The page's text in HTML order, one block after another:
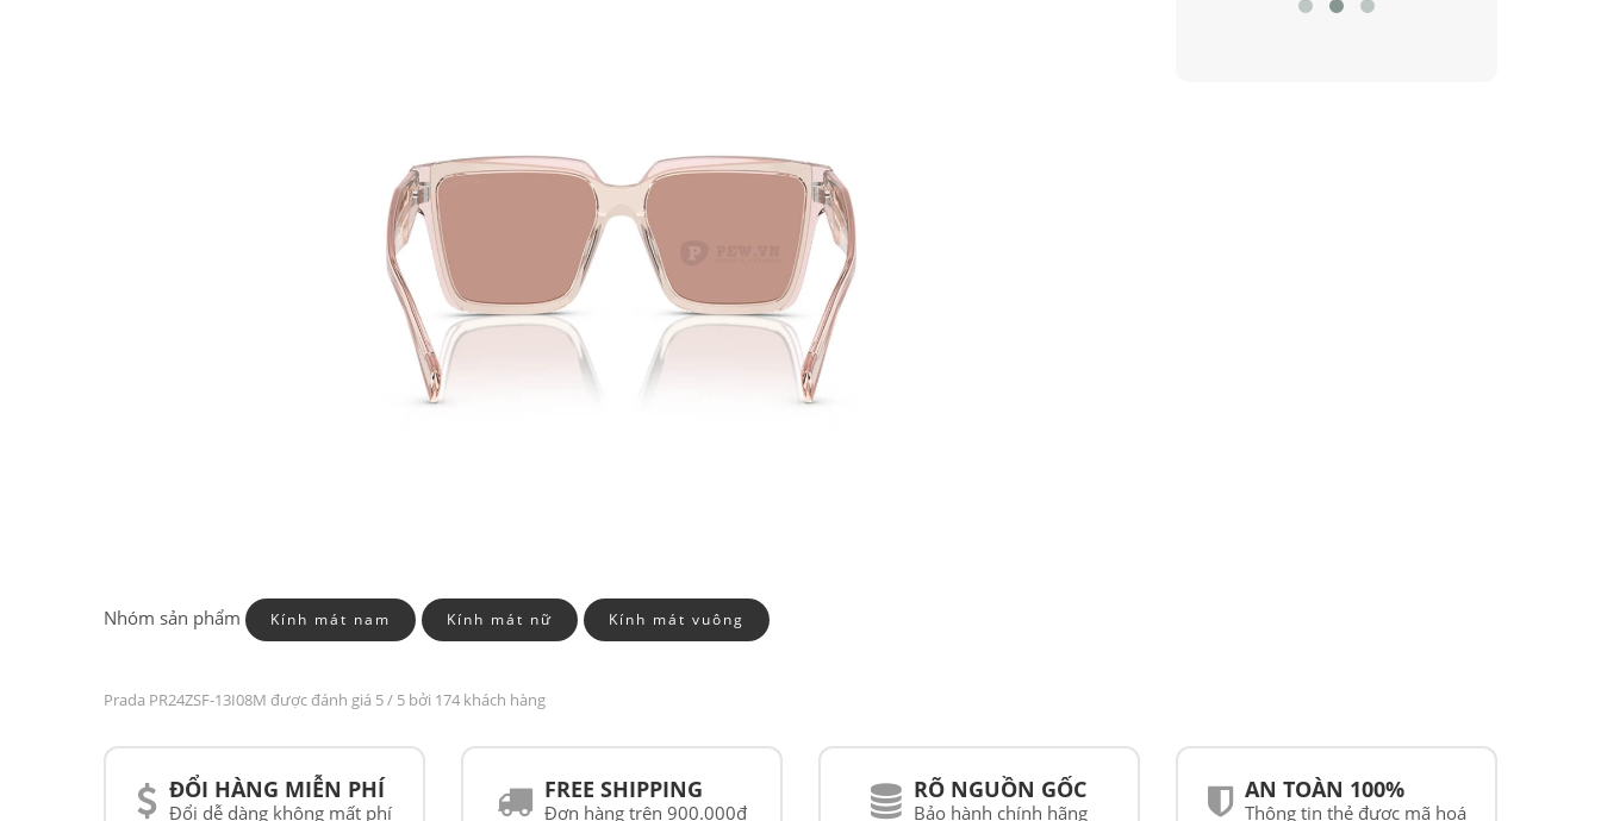
Nhóm sản phẩm Kính mát nam Kính mát nữ Kính mát vuông
Prada PR24ZSF-13I08M được đánh giá 5/ 5 bởi 174 khách hàng
ĐỔI HÀNG MIỄN PHÍ
Đổi dễ dàng không mất phí
FREE SHIPPING
Đơn hàng trên 900.000đ
RÕ NGUỒN GỐC
Bảo hành chính hãng
AN TOÀN 100%
Thông tin thẻ được mã hoá